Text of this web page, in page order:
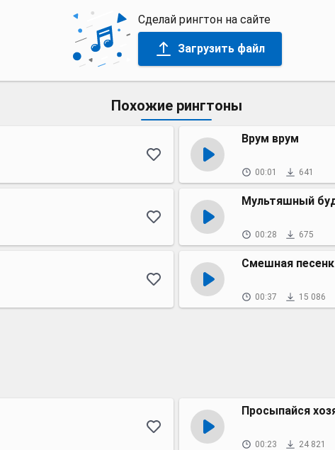
Сделай рингтон на сайте
Загрузить файл
Похожие рингтоны
Врум врум
00:01 641
Мультяшный
00:28 675
Смешная
00:37 15 086
Просыпайся
00:23 24 821